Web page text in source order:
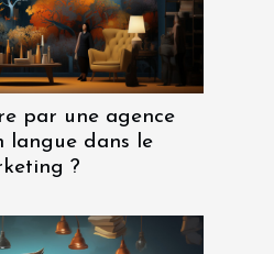
par une agence
langue dans le
?